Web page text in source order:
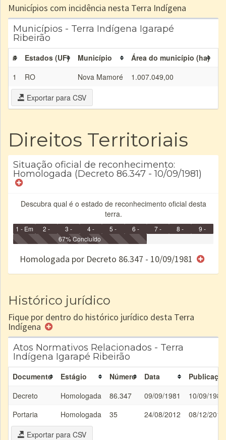
Municípios com incidência nesta Terra Indígena
Municípios - Terra Indígena Igarapé
Ribeirão
# Estados (UF) Município Área do município (ha)
1
RO Nova Mamoré 1.007.049,00
Exportar para CSV
Direitos Territoriais
Situação oficial de reconhecimento:
Homologada (Decreto 86.347 - 10/09/1981)
Descubra qual é o estado de reconhecimento oficial desta
terra.
1 - Em
Identificação
2 -
Identificada
3 -
Declarada
4 -
Reservada
5 -
Homologada
6 -
Registrada
e/ou
7 -
8 -
9 -
67% Concluído
Homologada por Decreto 86.347 - 10/09/1981
Histórico jurídico
Fique por dentro do histórico jurídico desta Terra
Indígena
Atos Normativos Relacionados - Terra
Indígena Igarapé Ribeirão
Documento Estágio Número Data
Decreto
Homologada 86.347 09/09/1981
10/09/1981
Portaria
Homologada 35 24/08/2012
08/12/2012
Exportar para CSV